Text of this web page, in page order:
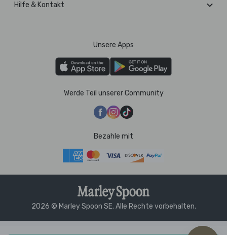
Hilfe & Kontakt
Unsere Apps
Werde Teil unserer Community
Bezahle mit
2026 © Marley Spoon SE. Alle Rechte vorbehalten.